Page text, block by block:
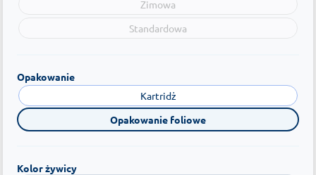
Zimowa
Standardowa
Opakowanie
Kartridż
Opakowanie foliowe
Kolor żywicy